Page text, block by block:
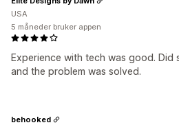
Experience with tech was good. Did
and the problem was solved.
USA
5 måneder bruker appen
behooked